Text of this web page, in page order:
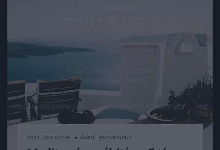
2024. JANUÁR 18. ● HAMU ÉS GYÉMÁNT
© 2025 All rights reserved.
Powered by
moderálási szabályzat adatvédelmi szabályzat ászf
médiaajánló impresszum